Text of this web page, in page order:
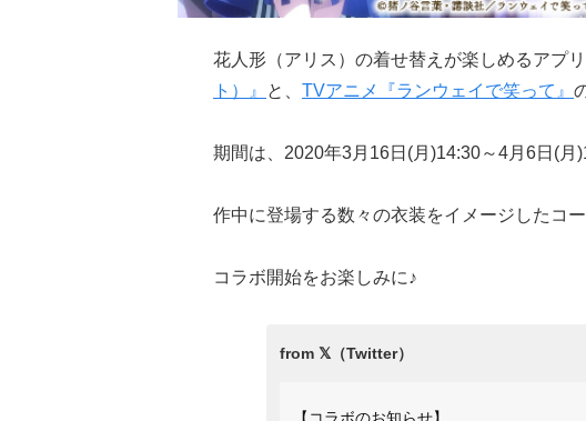
花人形（アリス）の着せ替えが楽しめるアプリ
ト）』
と、 TVアニメ『ランウェイで笑って』
期間は、2020年3月16日(月)14:30～4月6日(月
作中に登場する数々の衣装をイメージしたコ
コラボ開始をお楽しみに♪
【コラボのお知らせ】